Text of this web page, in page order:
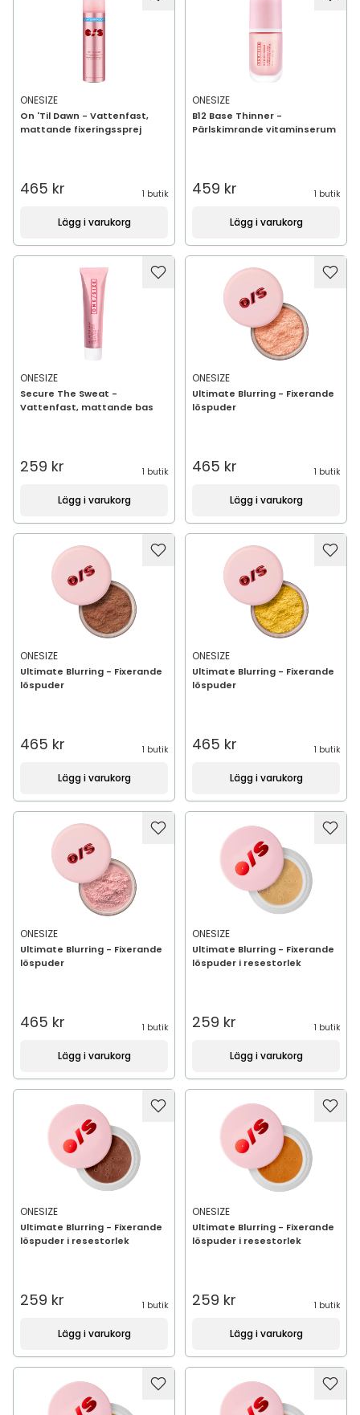
ONESIZE
On 'Til Dawn - Vattenfast,
mattande fixeringssprej
465 kr 1 butik
Lägg i varukorg
ONESIZE
B12 Base Thinner -
Pärlskimrande vitaminserum
459 kr 1 butik
Lägg i varukorg
ONESIZE
Secure The Sweat -
Vattenfast, mattande bas
259 kr 1 butik
Lägg i varukorg
ONESIZE
Ultimate Blurring - Fixerande
löspuder
465 kr 1 butik
Lägg i varukorg
ONESIZE
Ultimate Blurring - Fixerande
löspuder
465 kr 1 butik
Lägg i varukorg
ONESIZE
Ultimate Blurring - Fixerande
löspuder
465 kr 1 butik
Lägg i varukorg
ONESIZE
Ultimate Blurring - Fixerande
löspuder
465 kr 1 butik
Lägg i varukorg
ONESIZE
Ultimate Blurring - Fixerande
löspuder i resestorlek
259 kr 1 butik
Lägg i varukorg
ONESIZE
Ultimate Blurring - Fixerande
löspuder i resestorlek
259 kr 1 butik
Lägg i varukorg
ONESIZE
Ultimate Blurring - Fixerande
löspuder i resestorlek
259 kr 1 butik
Lägg i varukorg